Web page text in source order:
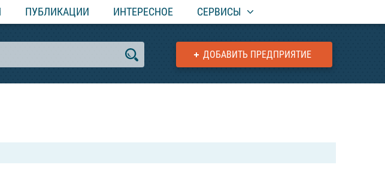
ПУБЛИКАЦИИ ИНТЕРЕСНОЕ СЕРВИСЫ
ДОБАВИТЬ ПРЕДПРИЯТИЕ